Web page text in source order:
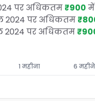
पर अधिकतम ₹900
2024 पर अधिकतम
2024 पर अधिकतम
1 महीना 6 महीने